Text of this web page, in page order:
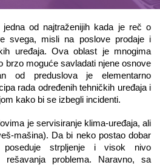
jedna od najtraženijih kada je reč o
svega, misli na poslove prodaje i
uređaja. Ova oblast je mnogima
brzo moguće savladati njene osnove
od preduslova je elementarno
rada određenih tehničkih uređaja i
kako bi se izbegli incidenti.
je servisiranje klima-uređaja, ali
mašina). Da bi neko postao dobar
strpljenje i visok nivo
rešavanja problema. Naravno, sa